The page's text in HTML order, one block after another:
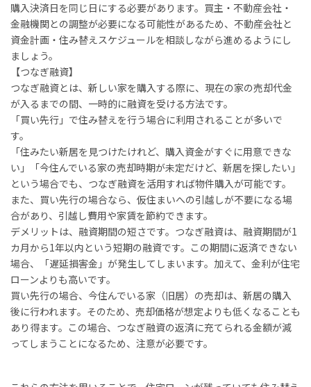
購入決済日を同じ日にする必要があります。買主・不動産会社・
金融機関との調整が必要になる可能性があるため、不動産会社と
資金計画・住み替えスケジュールを相談しながら進めるようにし
ましょう。
【つなぎ融資】
つなぎ融資とは、新しい家を購入する際に、現在の家の売却代金
が入るまでの間、一時的に融資を受ける方法です。
「買い先行」で住み替えを行う場合に利用されることが多いで
す。
「住みたい新居を見つけたけれど、購入資金がすぐに用意できな
い」「今住んでいる家の売却時期が未定だけど、新居を探したい」
という場合でも、つなぎ融資を活用すれば物件購入が可能です。
また、買い先行の場合なら、仮住まいへの引越しが不要になる場
合があり、引越し費用や家賃を節約できます。
デメリットは、融資期間の短さです。つなぎ融資は、融資期間が1
カ月から1年以内という短期の融資です。この期間に返済できない
場合、「遅延損害金」が発生してしまいます。加えて、金利が住宅
ローンよりも高いです。
買い先行の場合、今住んでいる家（旧居）の売却は、新居の購入
後に行われます。そのため、売却価格が想定よりも低くなることも
あり得ます。この場合、つなぎ融資の返済に充てられる金額が減
ってしまうことになるため、注意が必要です。